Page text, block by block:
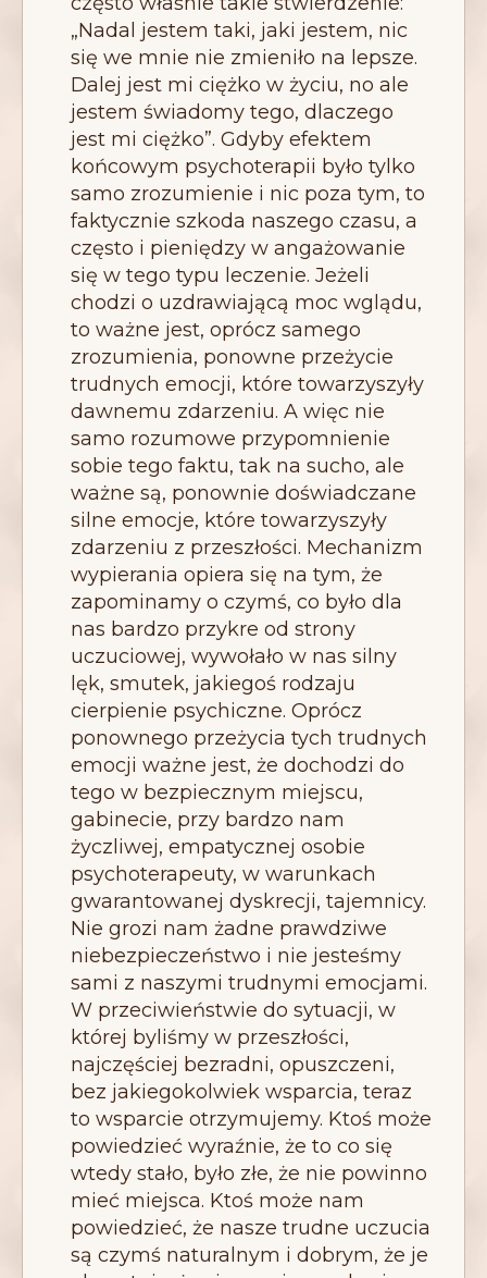
„Nadal jestem taki, jaki jestem, nic
się we mnie nie zmieniło na lepsze.
Dalej jest mi ciężko w życiu, no ale
jestem świadomy tego, dlaczego
jest mi ciężko”. Gdyby efektem
końcowym psychoterapii było tylko
samo zrozumienie i nic poza tym, to
faktycznie szkoda naszego czasu, a
często i pieniędzy w angażowanie
się w tego typu leczenie. Jeżeli
chodzi o uzdrawiającą moc wglądu,
to ważne jest, oprócz samego
zrozumienia, ponowne przeżycie
trudnych emocji, które towarzyszyły
dawnemu zdarzeniu. A więc nie
samo rozumowe przypomnienie
sobie tego faktu, tak na sucho, ale
ważne są, ponownie doświadczane
silne emocje, które towarzyszyły
zdarzeniu z przeszłości. Mechanizm
wypierania opiera się na tym, że
zapominamy o czymś, co było dla
nas bardzo przykre od strony
uczuciowej, wywołało w nas silny
lęk, smutek, jakiegoś rodzaju
cierpienie psychiczne. Oprócz
ponownego przeżycia tych trudnych
emocji ważne jest, że dochodzi do
tego w bezpiecznym miejscu,
gabinecie, przy bardzo nam
życzliwej, empatycznej osobie
psychoterapeuty, w warunkach
gwarantowanej dyskrecji, tajemnicy.
Nie grozi nam żadne prawdziwe
niebezpieczeństwo i nie jesteśmy
sami z naszymi trudnymi emocjami.
W przeciwieństwie do sytuacji, w
której byliśmy w przeszłości,
najczęściej bezradni, opuszczeni,
bez jakiegokolwiek wsparcia, teraz
to wsparcie otrzymujemy. Ktoś może
powiedzieć wyraźnie, że to co się
wtedy stało, było złe, że nie powinno
mieć miejsca. Ktoś może nam
powiedzieć, że nasze trudne uczucia
są czymś naturalnym i dobrym, że je